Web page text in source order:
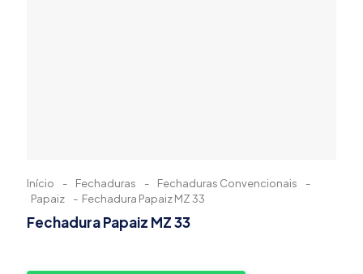
Início - Fechaduras - Fechaduras Convencionais
-
Papaiz
- Fechadura Papaiz MZ 33
Fechadura Papaiz MZ 33